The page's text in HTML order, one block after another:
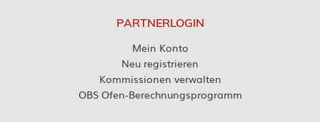
PARTNERLOGIN
Mein Konto
Neu registrieren
Kommissionen verwalten
OBS Ofen-Berechnungsprogramm